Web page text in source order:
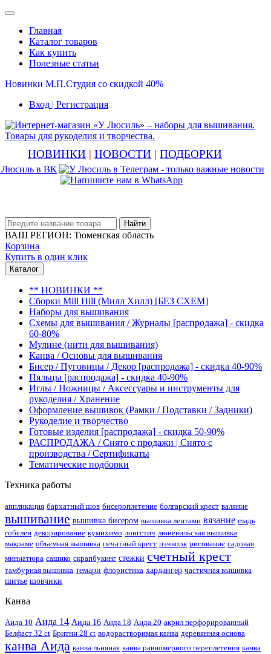
Главная
Каталог товаров
Как купить
Полезные статьи
Новинки М.П.Студия со скидкой 40%
Вход | Регистрация
НОВИНКИ | НОВОСТИ | ПОДБОРКИ
Найти
ВАШ РЕГИОН: Тюменская область
Корзина
Купить в один клик
Каталог
** НОВИНКИ **
Сборки Mill Hill (Милл Хилл) [БЕЗ СХЕМ]
Наборы для вышивания
Схемы для вышивания / Журналы [распродажа] - скидка
60-80%
Мулине (нити для вышивания)
Канва / Основы для вышивания
Бисер / Пуговицы / Декор [распродажа] - скидка 40-90%
Пяльцы [распродажа] - скидка 40-90%
Иглы / Ножницы / Аксессуары и инструменты для
рукоделия / Хранение
Оформление вышивок (Рамки / Подставки / Задники)
Рукоделие и творчество
Готовые изделия [распродажа] - скидка 50-90%
РАСПРОДАЖА / Снято с продажи | Снято с
производства / Сертификаты
Тематические подборки
Техника работы
аппликация бархатный шов бисероплетение болгарский крест валяние
вышивание вышивка бисером вышивка лентами вязание гладь
гобелен декорирование кумихимо лонгстич люневильская вышивка
макраме объемная вышивка печатный крест пэчворк рисование садовая
миниатюра сашико скрапбукинг стежки счетный крест
тамбурная вышивка темари флористика хардангер частичная вышивка
шитье шовчики
Канва
Аида 10 Аида 14 Аида 16 Аида 18 Аида 20 акрил перфорированный
Белфаст 32 ct Бритни 28 ct водорастворимая канва деревянная основа
канва Аида канва льняная канва равномерного переплетения канва